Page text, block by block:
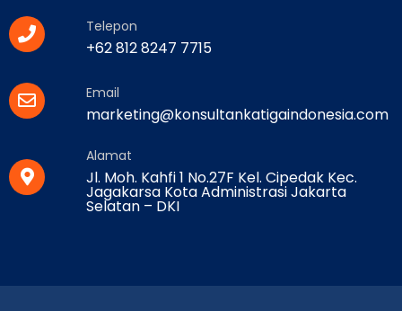
Telepon
+62 812 8247 7715
Email
marketing@konsultankatigaindonesia.com
Alamat
Jl. Moh. Kahfi 1 No.27F Kel. Cipedak Kec.
Jagakarsa Kota Administrasi Jakarta
Selatan – DKI